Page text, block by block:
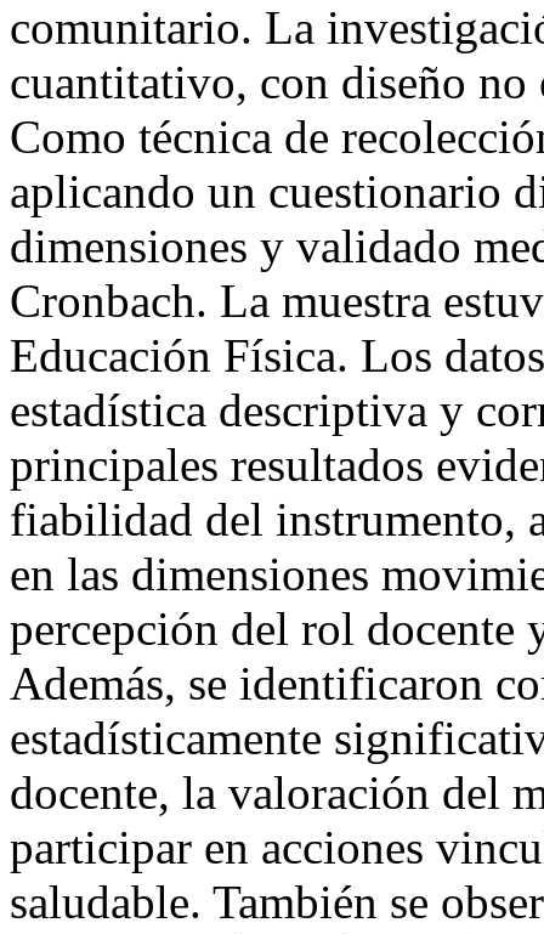
comunitario. La
cuantitativo, con diseño
Como técnica de
aplicando un cuestionario
dimensiones y validado
Cronbach. La muestra
Educación Física. Los
estadística descriptiva y
principales resultados
fiabilidad del instrumento,
en las dimensiones
percepción del rol docente
Además, se identificaron
estadísticamente
docente, la valoración del
participar en acciones
saludable. También se